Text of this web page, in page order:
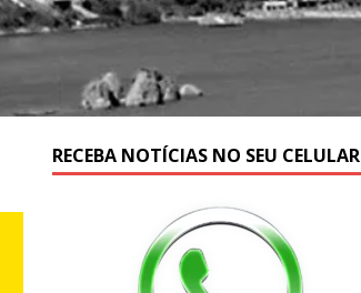
RECEBA NOTÍCIAS NO SEU CELULAR